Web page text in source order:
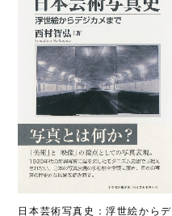
日本芸術写真史：浮世絵からデ